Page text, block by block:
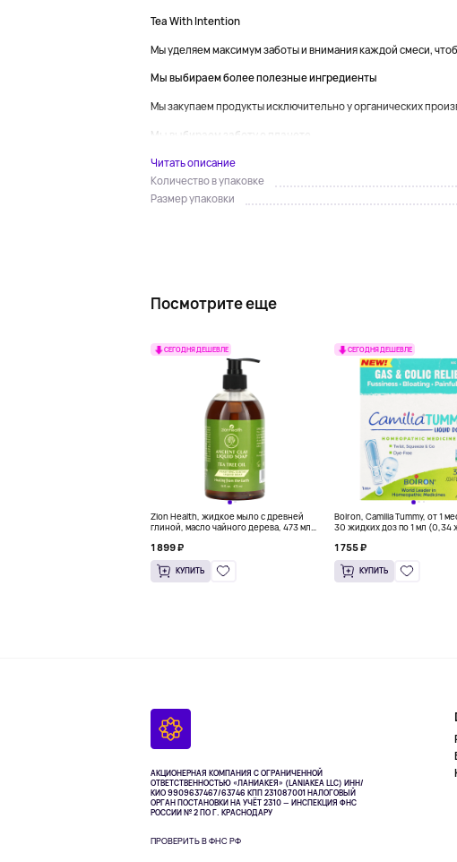
Tea With Intention
Мы уделяем максимум заботы и внимания каждой смеси,
Мы выбираем более полезные ингредиенты
Мы закупаем продукты исключительно у органических
Мы выбираем заботу о планете...
Читать описание
Количество в упаковке
Размер упаковки
Посмотрите еще
СЕГОДНЯ ДЕШЕВЛЕ
Zion Health, жидкое мыло с древней
глиной, масло чайного дерева, 473 мл
1 899 ₽
КУПИТЬ
СЕГОДНЯ ДЕШЕВЛЕ
Boiron, Camilia Tummy, от 1
30 жидких доз по 1 мл (0,34
1 755 ₽
КУПИТЬ
АКЦИОНЕРНАЯ КОМПАНИЯ С ОГРАНИЧЕННОЙ
ОТВЕТСТВЕННОСТЬЮ «ЛАНИАКЕЯ» (LANIAKEA LLC) ИНН/
КИО 9909637467/63746 КПП 231087001НАЛОГОВЫЙ
ОРГАН ПОСТАНОВКИ НА УЧЁТ 2310 — ИНСПЕКЦИЯ ФНС
РОССИИ № 2 ПО Г. КРАСНОДАРУ
ПРОВЕРИТЬ В ФНС РФ